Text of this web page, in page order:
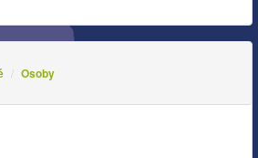
Osoby